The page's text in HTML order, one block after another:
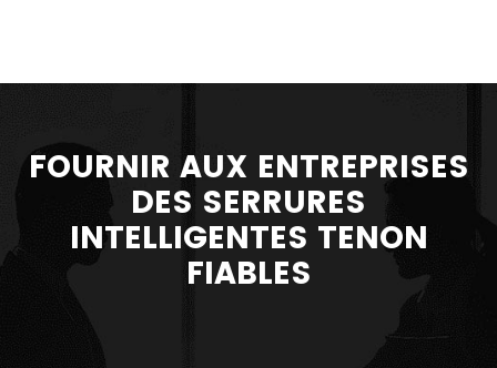
FOURNIR AUX ENTREPRISES
DES SERRURES
INTELLIGENTES TENON
FIABLES